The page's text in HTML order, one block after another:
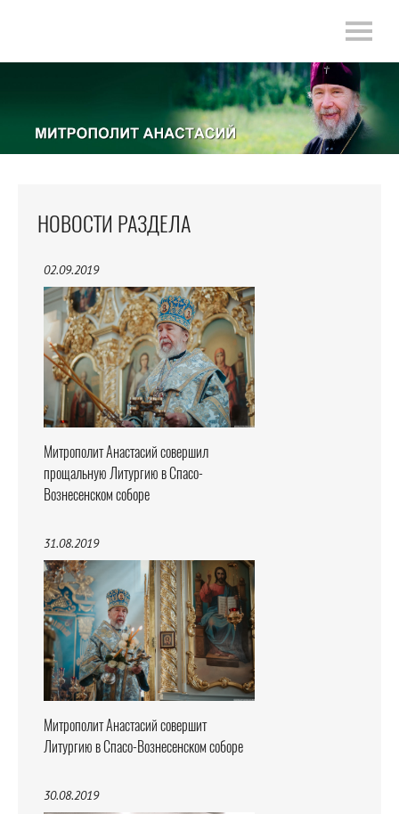
НОВОСТИ РАЗДЕЛА
02.09.2019
Митрополит Анастасий совершил
прощальную Литургию в Спасо-
Вознесенском соборе
31.08.2019
Митрополит Анастасий совершит
Литургию в Спасо-Вознесенском соборе
30.08.2019